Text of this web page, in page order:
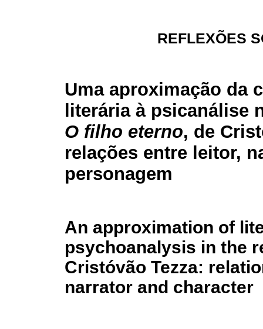
REFLEXÕES
Uma aproximação da
literária à psicanálise
O filho eterno, de
relações entre leitor,
personagem
An approximation of
psychoanalysis in the
Cristóvão Tezza:
narrator and character